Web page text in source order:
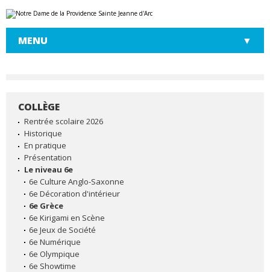
Aller
au
contenu.
à
Outils
personnels
MENU
NAVIGATION
COLLÈGE
Rentrée scolaire 2026
Historique
En pratique
Présentation
Le niveau 6e
6e Culture Anglo-Saxonne
6e Décoration d'intérieur
6e Grèce
6e Kirigami en Scène
6e Jeux de Société
6e Numérique
6e Olympique
6e Showtime